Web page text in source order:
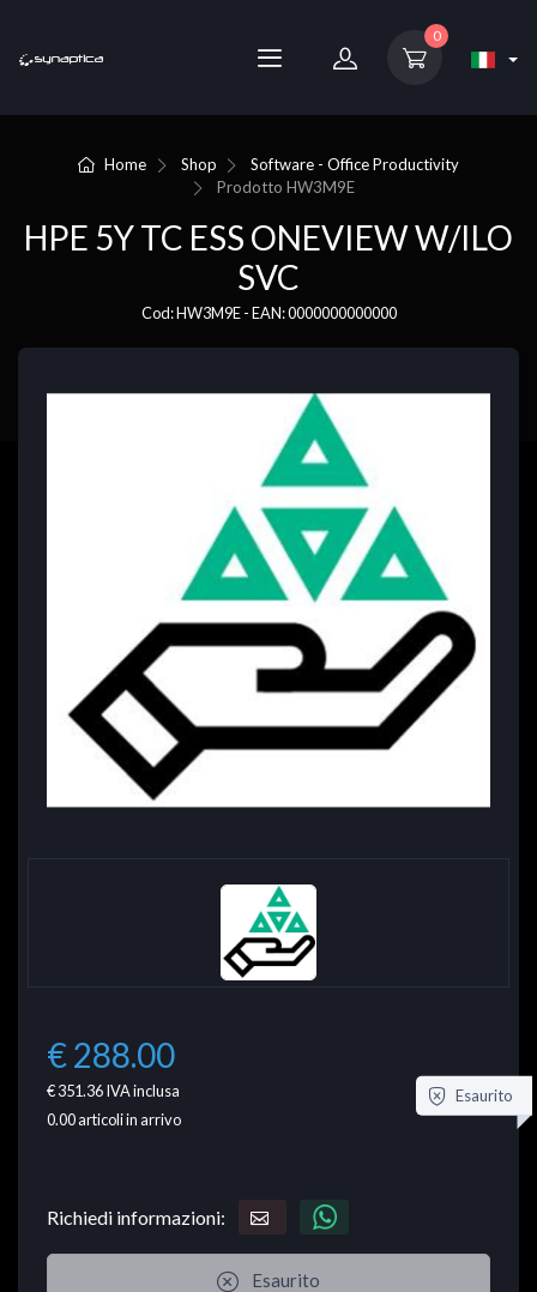
0
Home Shop
Software - Office Productivity
Prodotto HW3M9E
HPE 5Y TC ESS ONEVIEW W/ILO
SVC
Cod: HW3M9E - EAN: 0000000000000
€ 288.00
€ 351.36IVA inclusa
0.00articoli in arrivo
Esaurito
Richiedi informazioni:
Esaurito